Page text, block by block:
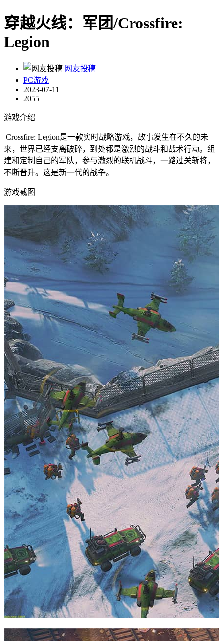
穿越火线：军团/Crossfire:
Legion
网友投稿
PC游戏
2023-07-11
2055
游戏介绍
Crossfire: Legion是一款实时战略游戏，故事发生在不久的未
来，世界已经支离破碎，到处都是激烈的战斗和战术行动。组
建和定制自己的军队，参与激烈的联机战斗，一路过关斩将，
不断晋升。这是新一代的战争。
游戏截图